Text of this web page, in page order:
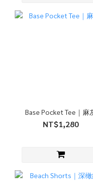
Base Pocket Tee｜麻
NT$1,280